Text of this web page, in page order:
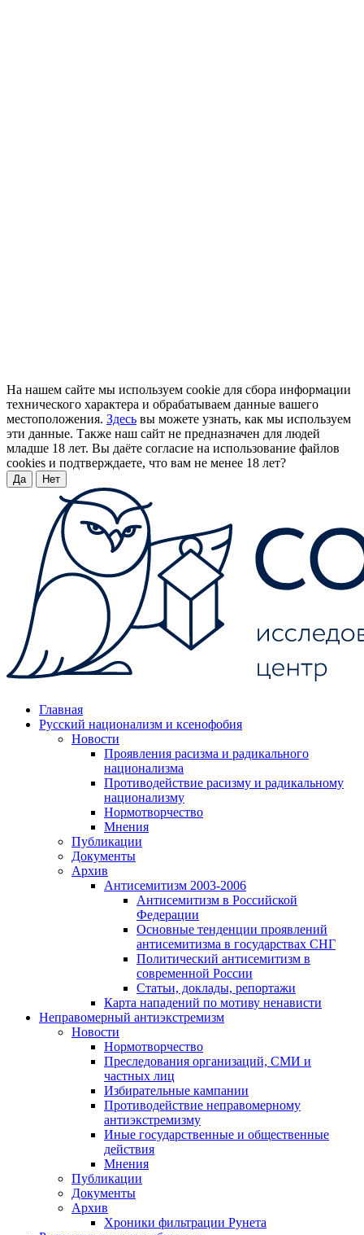
На нашем сайте мы используем cookie для сбора информации
технического характера и обрабатываем данные вашего
местоположения. Здесь вы можете узнать, как мы используем
эти данные. Также наш сайт не предназначен для людей
младше 18 лет. Вы даёте согласие на использование файлов
cookies и подтверждаете, что вам не менее 18 лет?
Да Нет
Главная
Русский национализм и ксенофобия
Новости
Проявления расизма и радикального
национализма
Противодействие расизму и радикальному
национализму
Нормотворчество
Мнения
Публикации
Документы
Архив
Антисемитизм 2003-2006
Антисемитизм в Российской
Федерации
Основные тенденции проявлений
антисемитизма в государствах СНГ
Политический антисемитизм в
современной России
Статьи, доклады, репортажи
Карта нападений по мотиву ненависти
Неправомерный антиэкстремизм
Новости
Нормотворчество
Преследования организаций, СМИ и
частных лиц
Избирательные кампании
Противодействие неправомерному
антиэкстремизму
Иные государственные и общественные
действия
Мнения
Публикации
Документы
Архив
Хроники фильтрации Рунета